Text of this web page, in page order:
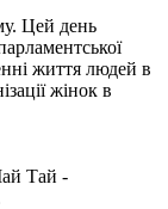
Цей день
життя людей в
жінок в
Тай -